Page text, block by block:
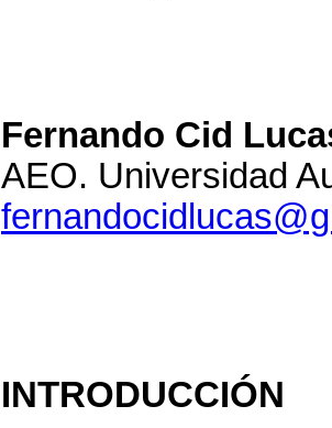
Fernando Cid
AEO. Universidad